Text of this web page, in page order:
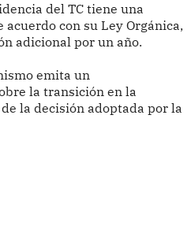
del TC tiene una
acuerdo con su Ley Orgánica,
adicional por un año.
emita un
la transición en la
la decisión adoptada por la